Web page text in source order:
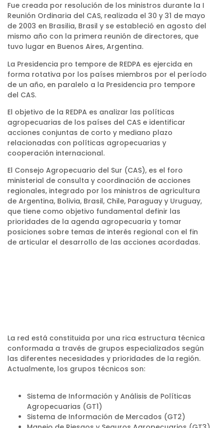
Fue creada por resolución de los ministros durante la I
Reunión Ordinaria del CAS, realizada el 30 y 31 de mayo
de 2003 en Brasilia, Brasil y se estableció en agosto del
mismo año con la primera reunión de directores, que
tuvo lugar en Buenos Aires, Argentina.
La Presidencia pro tempore de REDPA es ejercida en
forma rotativa por los países miembros por el período
de un año, en paralelo a la Presidencia pro tempore
del CAS.
El objetivo de la REDPA es analizar las políticas
agropecuarias de los países del CAS e identificar
acciones conjuntas de corto y mediano plazo
relacionadas con políticas agropecuarias y
cooperación internacional.
El Consejo Agropecuario del Sur (CAS), es el foro
ministerial de consulta y coordinación de acciones
regionales, integrado por los ministros de agricultura
de Argentina, Bolivia, Brasil, Chile, Paraguay y Uruguay,
que tiene como objetivo fundamental definir las
prioridades de la agenda agropecuaria y tomar
posiciones sobre temas de interés regional con el fin
de articular el desarrollo de las acciones acordadas.
La red está constituida por una rica estructura técnica
conformada a través de grupos especializados según
las diferentes necesidades y prioridades de la región.
Actualmente, los grupos técnicos son:
Sistema de Información y Análisis de Políticas
Agropecuarias (GT1)
Sistema de Información de Mercados (GT2)